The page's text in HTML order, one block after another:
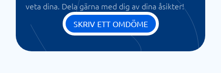
veta dina. Dela gärna med dig av dina åsikter!
SKRIV ETT OMDÖME